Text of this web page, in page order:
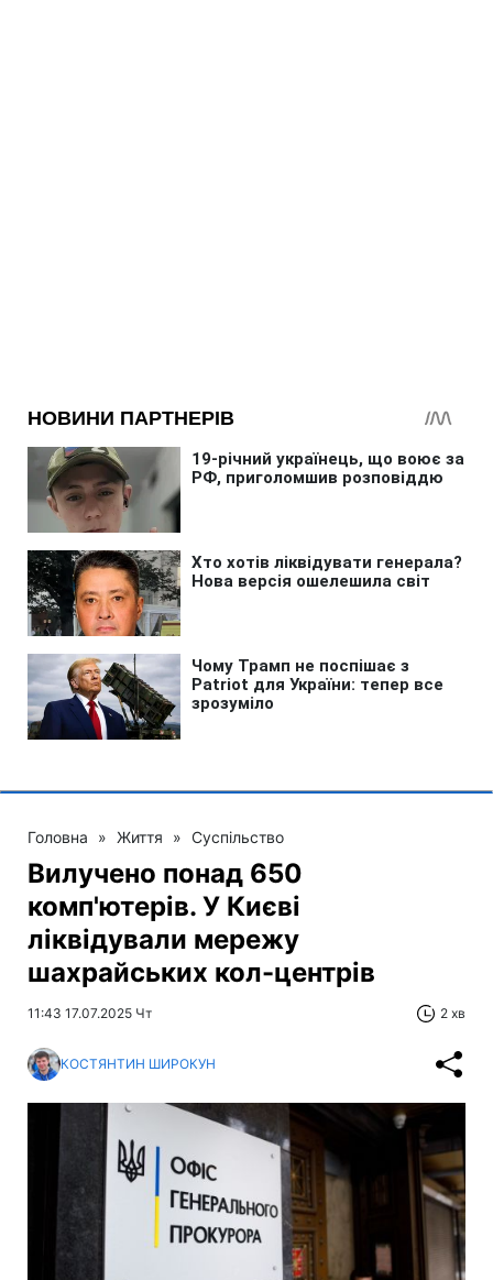
Головна » Життя » Суспільство
Вилучено понад 650
комп'ютерів. У Києві
ліквідували мережу
шахрайських кол-центрів
11:43 17.07.2025 Чт 2 хв
КОСТЯНТИН ШИРОКУН